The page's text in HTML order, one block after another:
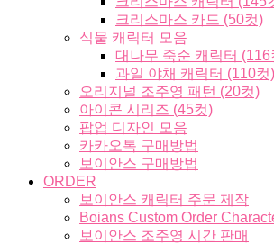
크리스마스 카드 (50컷)
식물 캐릭터 모음
대나무 죽순 캐릭터 (116
과일 야채 캐릭터 (110컷)
오리지널 조주영 패턴 (20컷)
아이콘 시리즈 (45컷)
팝업 디자인 모음
카카오톡 구매방법
보이안스 구매방법
ORDER
보이안스 캐릭터 주문 제작
Boians Custom Order
보이안스 조주영 시간 판매